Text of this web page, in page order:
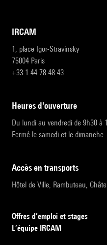
IRCAM
1, place Igor-Stravinsky
75004 Paris
+33 1 44 78 48 43
heures d'ouverture
Du lundi au vendredi de 9h30 à
Fermé le samedi et le dimanche
accès en transports
Hôtel de Ville, Rambuteau,
Offres d’emploi et stages
L’équipe IRCAM